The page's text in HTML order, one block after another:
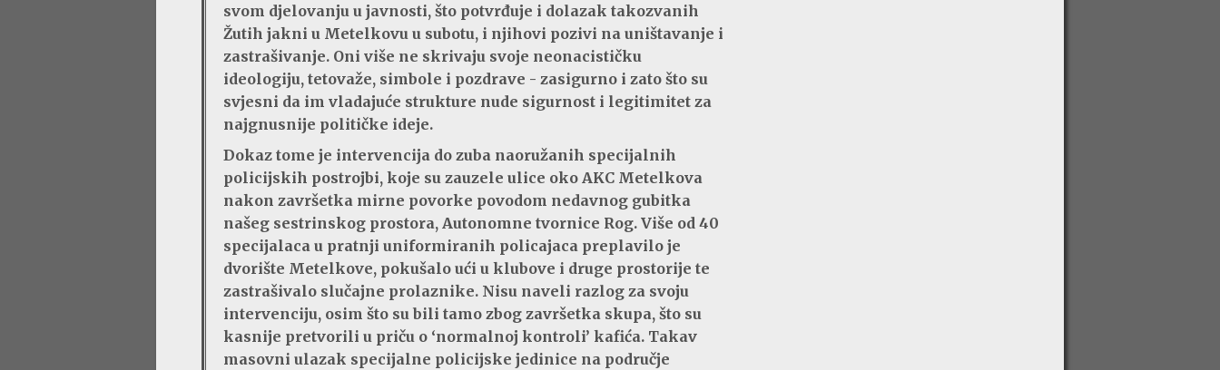
svom djelovanju u javnosti, što potvrđuje i dolazak takozvanih
Žutih jakni u Metelkovu u subotu, i njihovi pozivi na uništavanje i
zastrašivanje. Oni više ne skrivaju svoje neonacističku
ideologiju, tetovaže, simbole i pozdrave - zasigurno i zato što su
svjesni da im vladajuće strukture nude sigurnost i legitimitet za
najgnusnije političke ideje.
Dokaz tome je intervencija do zuba naoružanih specijalnih
policijskih postrojbi, koje su zauzele ulice oko AKC Metelkova
nakon završetka mirne povorke povodom nedavnog gubitka
našeg sestrinskog prostora, Autonomne tvornice Rog. Više od 40
specijalaca u pratnji uniformiranih policajaca preplavilo je
dvorište Metelkove, pokušalo ući u klubove i druge prostorije te
zastrašivalo slučajne prolaznike. Nisu naveli razlog za svoju
intervenciju, osim što su bili tamo zbog završetka skupa, što su
kasnije pretvorili u priču o ‘normalnoj kontroli’ kafića. Takav
masovni ulazak specijalne policijske jedinice na područje